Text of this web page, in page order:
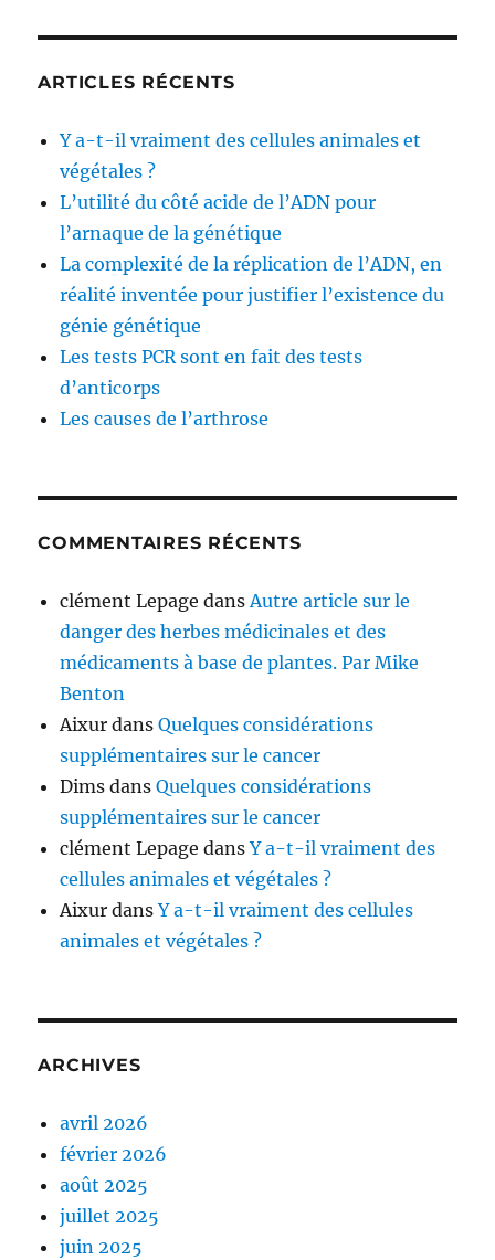
tuberculose
ARTICLES RÉCENTS
Y a-t-il vraiment des cellules animales et
végétales ?
L’utilité du côté acide de l’ADN pour
l’arnaque de la génétique
La complexité de la réplication de l’ADN, en
réalité inventée pour justifier l’existence du
génie génétique
Les tests PCR sont en fait des tests
d’anticorps
Les causes de l’arthrose
COMMENTAIRES RÉCENTS
clément Lepage dansAutre article sur le
danger des herbes médicinales et des
médicaments à base de plantes. Par Mike
Benton
Aixur dansQuelques considérations
supplémentaires sur le cancer
Dims dansQuelques considérations
supplémentaires sur le cancer
clément Lepage dansY a-t-il vraiment des
cellules animales et végétales ?
Aixur dansY a-t-il vraiment des cellules
animales et végétales ?
ARCHIVES
avril 2026
février 2026
août 2025
juillet 2025
juin 2025